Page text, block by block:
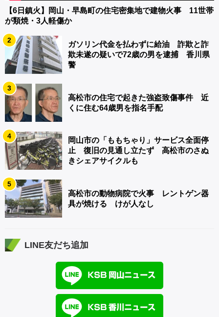
【6日鎮火】岡山・早島町の住宅密集地で建物火事 11世帯
が類焼・3人軽傷か
2
ガソリン代金を払わずに給油 詐欺と詐
欺未遂の疑いで72歳の男を逮捕 香川県
警
3
高松市の住宅で起きた強盗致傷事件 近
くに住む64歳男を指名手配
4
岡山市の「ももちゃり」サービス全面停
止 復旧の見通し立たず 高松市のさぬ
きシェアサイクルも
5
高松市の動物病院で火事 レントゲン器
具が焼ける けが人なし
LINE友だち追加